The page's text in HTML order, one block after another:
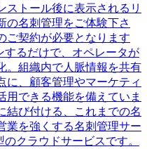
トール後に表示されるリ
の名刺管理をご体験下さ
契約が必要となります
するだけで、オペレータが
。組織内で人脈情報を共有
に、顧客管理やマーケティ
用できる機能を備えていま
結び付ける、これまでの名
業を強くする名刺管理サー
クラウドサービスです。